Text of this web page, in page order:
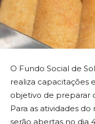
O Fundo Social de
realiza capacitações
objetivo de preparar
Para as atividades
serão abertas no dia